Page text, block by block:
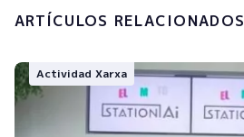
ARTÍCULOS RELACIONADOS
Actividad Xarxa